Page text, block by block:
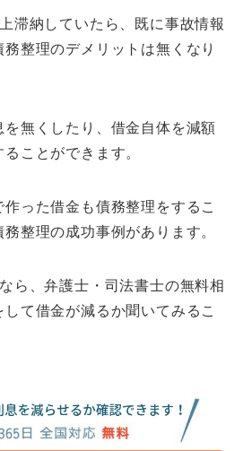
滞納していたら、既に事故情報
整理のデメリットは無くなり
無くしたり、借金自体を減額
ことができます。
った借金も債務整理をするこ
整理の成功事例があります。
ら、弁護士・司法書士の無料相
て借金が減るか聞いてみるこ